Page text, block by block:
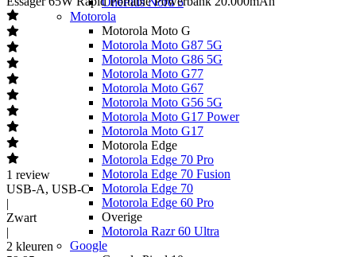
Motorola
Motorola Moto G
Motorola Moto G87 5G
Motorola Moto G86 5G
Motorola Moto G77
Motorola Moto G67
Motorola Moto G56 5G
Motorola Moto G17 Power
Motorola Moto G17
Motorola Edge
Motorola Edge 70 Pro
Motorola Edge 70 Fusion
Motorola Edge 70
Motorola Edge 60 Pro
Overige
Motorola Razr 60 Ultra
Google
1 review
USB-A, USB-C
|
Zwart
|
2 kleuren